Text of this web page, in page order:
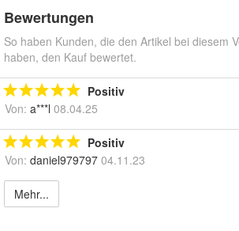
Bewertungen
So haben Kunden, die den Artikel bei diesem
haben, den Kauf bewertet.
Positiv
Von: a***l 08.04.25
Positiv
Von: daniel979797 04.11.23
Mehr...